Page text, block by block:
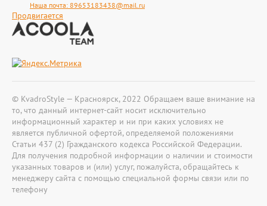
Наша почта: 89653183438@mail.ru
Продвигается
© KvadroStyle — Красноярск, 2022 Обращаем ваше внимание на
то, что данный интернет-сайт носит исключительно
информационный характер и ни при каких условиях не
является публичной офертой, определяемой положениями
Статьи 437 (2) Гражданского кодекса Российской Федерации.
Для получения подробной информации о наличии и стоимости
указанных товаров и (или) услуг, пожалуйста, обращайтесь к
менеджеру сайта с помощью специальной формы связи или по
телефону